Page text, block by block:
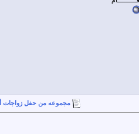
مجموعه من حفل زواجات أبناء